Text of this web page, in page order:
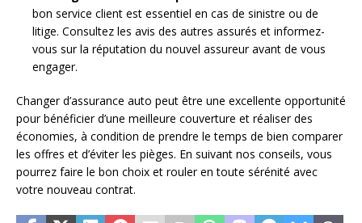
bon service client est essentiel en cas de sinistre ou de
litige. Consultez les avis des autres assurés et informez-
vous sur la réputation du nouvel assureur avant de vous
engager.
Changer d’assurance auto peut être une excellente opportunité
pour bénéficier d’une meilleure couverture et réaliser des
économies, à condition de prendre le temps de bien comparer
les offres et d’éviter les pièges. En suivant nos conseils, vous
pourrez faire le bon choix et rouler en toute sérénité avec
votre nouveau contrat.